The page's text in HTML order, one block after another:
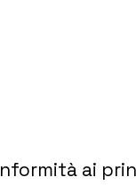
ai